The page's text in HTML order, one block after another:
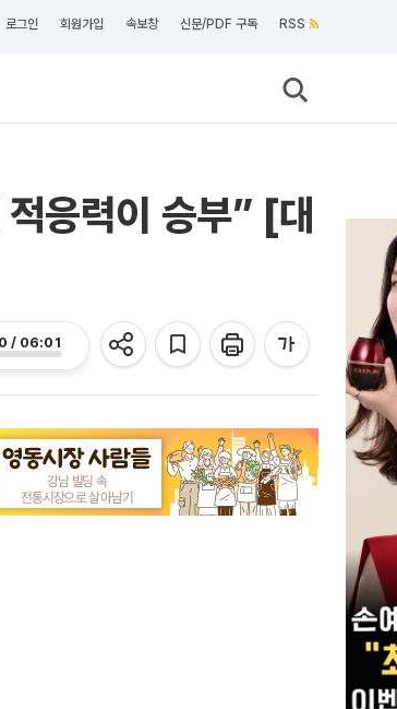
로그인 회원가입 속보창 신문/PDF 구독 RSS
응력이 승부” [대
/ 06:01